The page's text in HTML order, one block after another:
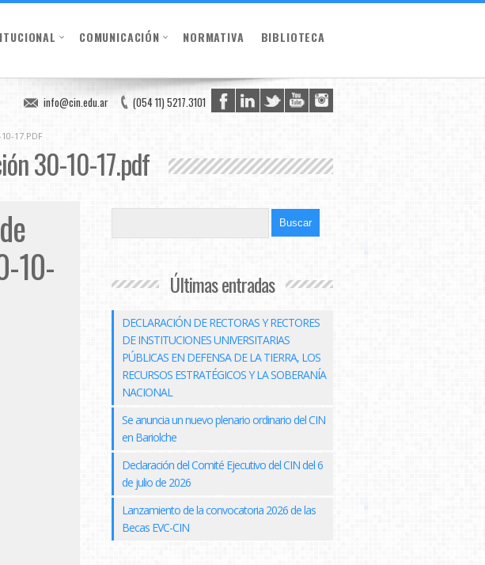
COMUNICACIÓN NORMATIVA BIBLIOTECA
(054 11) 5217.3101
info@cin.edu.ar
17.PDF
30-10-17.pdf
10-
Últimas entradas
DECLARACIÓN DE RECTORAS Y RECTORES
DE INSTITUCIONES UNIVERSITARIAS
PÚBLICAS EN DEFENSA DE LA TIERRA, LOS
RECURSOS ESTRATÉGICOS Y LA SOBERANÍA
NACIONAL
Se anuncia un nuevo plenario ordinario del CIN
en Bariolche
Declaración del Comité Ejecutivo del CIN del 6
de julio de 2026
Lanzamiento de la convocatoria 2026 de las
Becas EVC-CIN